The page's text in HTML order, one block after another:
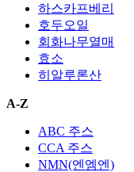
하스카프베리
호두오일
회화나무열매
효소
히알루론산
A-Z
ABC 주스
CCA 주스
NMN(엔엠엔)